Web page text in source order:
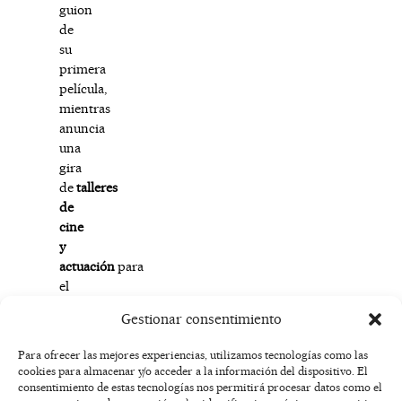
Gestionar consentimiento
Para ofrecer las mejores experiencias, utilizamos tecnologías como las
cookies para almacenar y/o acceder a la información del dispositivo. El
consentimiento de estas tecnologías nos permitirá procesar datos como el
guion
de
su
primera
película,
mientras
anuncia
una
gira
detalleres
de
cine
y
actuaciónpara
el
F
a
I
n
X
-
Y
o
T
i
AVISO